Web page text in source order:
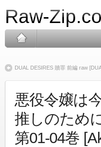
Raw-
DUAL DESIRES 贖罪 前編 raw
悪役令嬢は
推しのため
第01-04巻